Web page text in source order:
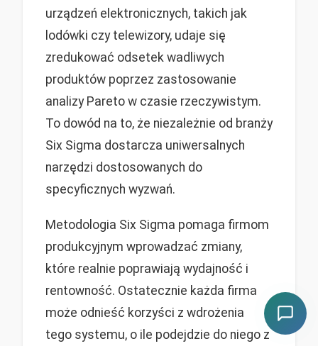
urządzeń elektronicznych, takich jak
lodówki czy telewizory, udaje się
zredukować odsetek wadliwych
produktów poprzez zastosowanie
analizy Pareto w czasie rzeczywistym.
To dowód na to, że niezależnie od branży
Six Sigma dostarcza uniwersalnych
narzędzi dostosowanych do
specyficznych wyzwań.
Metodologia Six Sigma pomaga firmom
produkcyjnym wprowadzać zmiany,
które realnie poprawiają wydajność i
rentowność. Ostatecznie każda firma
może odnieść korzyści z wdrożenia
tego systemu, o ile podejdzie do niego z